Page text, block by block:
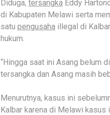
Diduga, tersangka Eddy
di Kabupaten Melawi serta
satu pengusaha illegal di
hukum.
“Hingga saat ini Asang belum
tersangka dan Asang masih
Menurutnya, kasus ini
Kalbar karena di Melawi kasus